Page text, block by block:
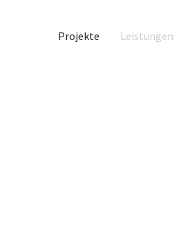
Projekte Leistungen